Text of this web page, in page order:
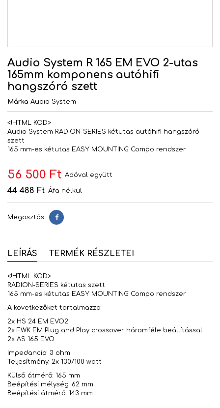
Audio System R 165 EM EVO 2-utas
165mm komponens autóhifi
hangszóró szett
Márka Audio System
<!HTML KOD>
Audio System RADION-SERIES kétutas autóhifi hangszóró
szett
165 mm-es kétutas EASY MOUNTING Compo rendszer
56 500 Ft Adóval együtt
44 488 Ft Áfa nélkül
Megosztás Megosztás
LEÍRÁS TERMÉK RÉSZLETEI
<!HTML KOD>
RADION-SERIES kétutas szett
165 mm-es kétutas EASY MOUNTING Compo rendszer
A következőket tartalmazza:
2x HS 24 EM EVO2
2x FWK EM Plug and Play crossover háromféle beállítással
2x AS 165 EVO
Impedancia: 3 ohm
Teljesítmény: 2x 130/100 watt
Külső átmérő: 165 mm
Beépítési mélység: 62 mm
Beépítési átmérő: 143 mm